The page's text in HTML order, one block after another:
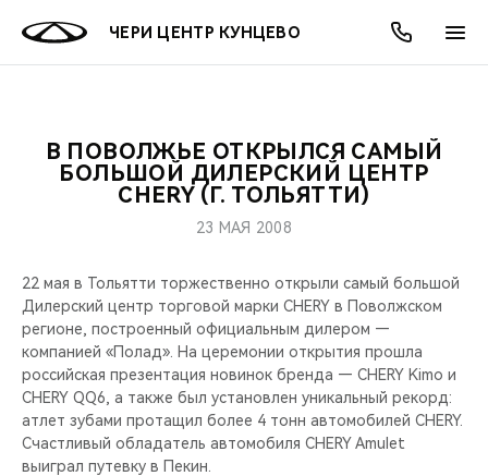
ЧЕРИ ЦЕНТР КУНЦЕВО
МОДЕЛИ
КРОССОВЕРЫ
СЕДАНЫ
НОВИНКИ
ПОКУПАТЕЛЯМ
ВЛАДЕЛЬЦАМ
ПОДДЕРЖКА
CHERY CONNECT
МИР CHERY
CHERY В СОЦСЕТЯХ
ЛЮДИ CHERY
БЛАГОТВОРИТЕЛЬНОСТЬ
АКЦИИ
ОНЛАЙН СЕРВИСЫ
О КОМПАНИИ
В ПОВОЛЖЬЕ ОТКРЫЛСЯ САМЫЙ
БОЛЬШОЙ ДИЛЕРСКИЙ ЦЕНТР
CHERY (Г. ТОЛЬЯТТИ)
23 МАЯ 2008
22 мая в Тольятти торжественно открыли самый большой
Дилерский центр торговой марки CHERY в Поволжском
регионе, построенный официальным дилером —
компанией «Полад». На церемонии открытия прошла
российская презентация новинок бренда — CHERY Kimo и
CHERY QQ6, а также был установлен уникальный рекорд:
атлет зубами протащил более 4 тонн автомобилей CHERY.
Счастливый обладатель автомобиля CHERY Amulet
выиграл путевку в Пекин.